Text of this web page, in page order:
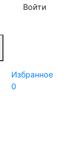
Войти
Избранное
0